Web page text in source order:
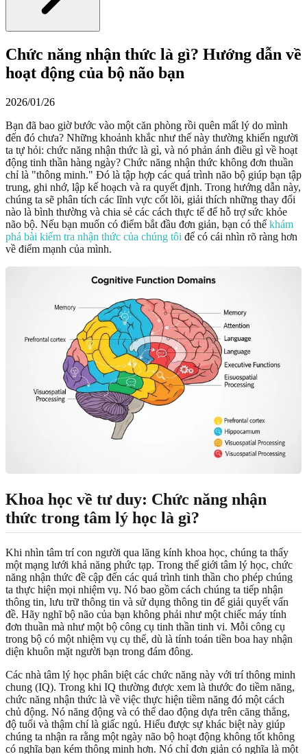
Chức năng nhận thức là gì? Hướng dẫn về
hoạt động của bộ não bạn
2026/01/26
Bạn đã bao giờ bước vào một căn phòng rồi quên mất lý do mình
đến đó chưa? Những khoảnh khắc như thế này thường khiến người
ta tự hỏi: chức năng nhận thức là gì, và nó phản ánh điều gì về hoạt
động tinh thần hàng ngày? Chức năng nhận thức không đơn thuần
chỉ là "thông minh." Đó là tập hợp các quá trình não bộ giúp bạn tập
trung, ghi nhớ, lập kế hoạch và ra quyết định. Trong hướng dẫn này,
chúng ta sẽ phân tích các lĩnh vực cốt lõi, giải thích những thay đổi
nào là bình thường và chia sẻ các cách thực tế để hỗ trợ sức khỏe
não bộ. Nếu bạn muốn có điểm bắt đầu đơn giản, bạn có thể khám
phá bài kiểm tra nhận thức của chúng tôi để có cái nhìn rõ ràng hơn
về điểm mạnh của mình.
Khoa học về tư duy: Chức năng nhận
thức trong tâm lý học là gì?
Khi nhìn tâm trí con người qua lăng kính khoa học, chúng ta thấy
một mạng lưới khả năng phức tạp. Trong thế giới tâm lý học, chức
năng nhận thức đề cập đến các quá trình tinh thần cho phép chúng
ta thực hiện mọi nhiệm vụ. Nó bao gồm cách chúng ta tiếp nhận
thông tin, lưu trữ thông tin và sử dụng thông tin để giải quyết vấn
đề. Hãy nghĩ bộ não của bạn không phải như một chiếc máy tính
đơn thuần mà như một bộ công cụ tinh thần tinh vi. Mỗi công cụ
trong bộ có một nhiệm vụ cụ thể, dù là tính toán tiền boa hay nhận
diện khuôn mặt người bạn trong đám đông.
Các nhà tâm lý học phân biệt các chức năng này với trí thông minh
chung (IQ). Trong khi IQ thường được xem là thước đo tiềm năng,
chức năng nhận thức là về việc thực hiện tiềm năng đó một cách
chủ động. Nó năng động và có thể dao động dựa trên căng thẳng,
độ tuổi và thậm chí là giấc ngủ. Hiểu được sự khác biệt này giúp
chúng ta nhận ra rằng một ngày não bộ hoạt động không tốt không
có nghĩa bạn kém thông minh hơn. Nó chỉ đơn giản có nghĩa là một